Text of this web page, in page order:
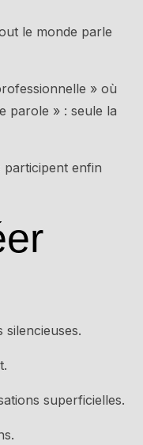
le monde parle
» où
parole » : seule la
participent enfin
superficielles.